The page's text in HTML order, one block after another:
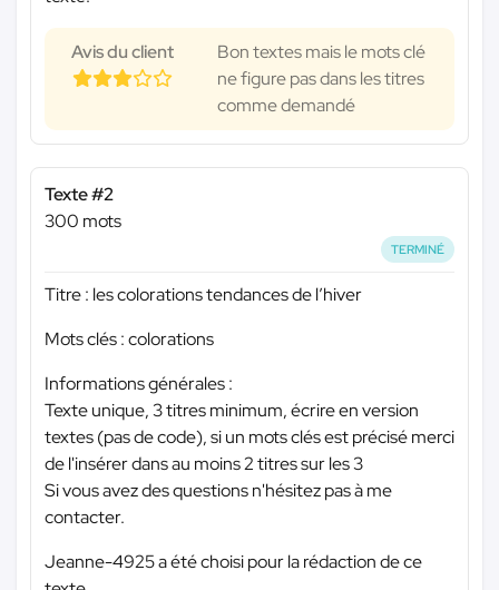
Avis du client
Bon textes mais le mots clé
ne figure pas dans les titres
comme demandé
Texte #2
300 mots
TERMINÉ
Titre : les colorations tendances de l’hiver
Mots clés : colorations
Informations générales :
Texte unique, 3 titres minimum, écrire en version
textes (pas de code), si un mots clés est précisé merci
de l'insérer dans au moins 2 titres sur les 3
Si vous avez des questions n'hésitez pas à me
contacter.
Jeanne-4925 a été choisi pour la rédaction de ce